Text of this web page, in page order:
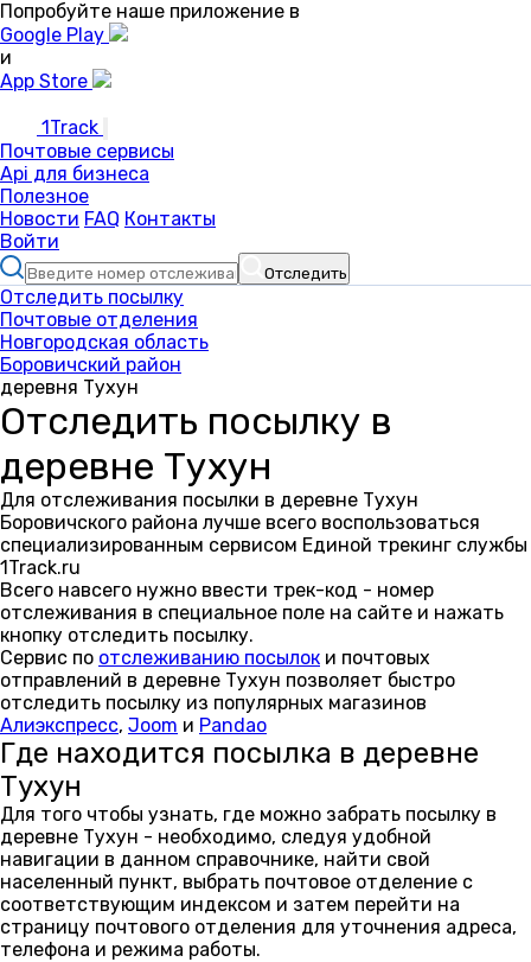
Попробуйте наше приложение в
Google Play
и
App Store
1Track
Почтовые сервисы
Api для бизнеса
Полезное
Новости FAQ Контакты
Войти
Отследить
Отследить посылку
Почтовые отделения
Новгородская область
Боровичский район
деревня Тухун
Отследить посылку в
деревне Тухун
Для отслеживания посылки в деревне Тухун
Боровичского района лучше всего воспользоваться
специализированным сервисом Единой трекинг службы
1Track.ru
Всего навсего нужно ввести трек-код - номер
отслеживания в специальное поле на сайте и нажать
кнопку отследить посылку.
Сервис по отслеживанию посылок и почтовых
отправлений в деревне Тухун позволяет быстро
отследить посылку из популярных магазинов
Алиэкспресс, Joom и Pandao
Где находится посылка в деревне
Тухун
Для того чтобы узнать, где можно забрать посылку в
деревне Тухун - необходимо, следуя удобной
навигации в данном справочнике, найти свой
населенный пункт, выбрать почтовое отделение с
соответствующим индексом и затем перейти на
страницу почтового отделения для уточнения адреса,
телефона и режима работы.